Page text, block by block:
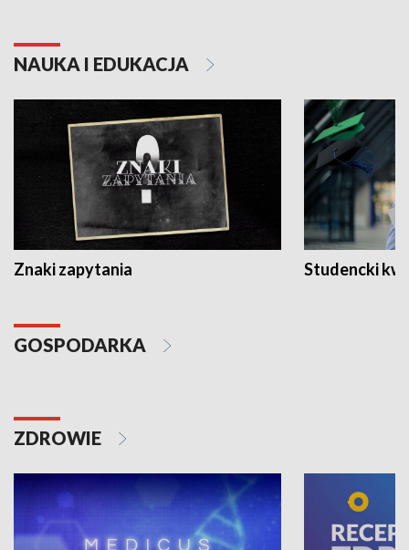
NAUKA I EDUKACJA
Znaki zapytania Studencki
GOSPODARKA
ZDROWIE